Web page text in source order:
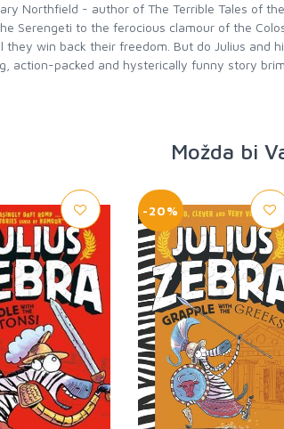
Northfield - author of The Terrible Tales of
Serengeti to the ferocious clamour of the
win back their freedom. But do Julius
action-packed and hysterically funny story
Možda bi
-20%